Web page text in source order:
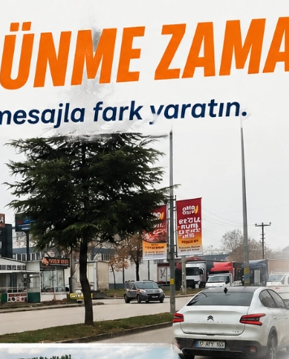
?UĞULTU´ Sanat Derneği tiyatro
akşamı Sanatseverlerin beğenisine sunuldu. Oyuna
salonda atılan kahkahalar dolayısı ile sık sık
gerçekleştirilen gösteriye, ilçe halkının ilgisi de
alınan ve canlandırılan gösteride, tesadüfen
hayat hikayesini ve kadınla evlenmek istemeyen
olduğu ve kadının öldüğünde kadını sevdiğinin
salonu dolduran tiyatro severler gösteriyi ilgiyle
orta halli bir ailenin mutlu mutsuz hayat
ise hüzünlendiren oyun, salondaki vatandaşlardan
ekibini gösterdikleri performanstan dolayı ayakta